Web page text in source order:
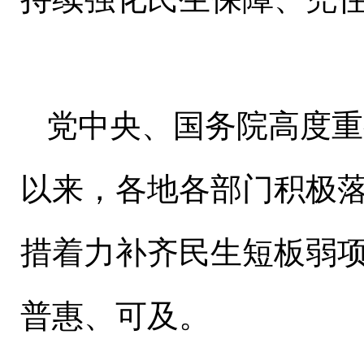
党中央、国务院高度
以来，各地各部门积极
措着力补齐民生短板弱
普惠、可及。